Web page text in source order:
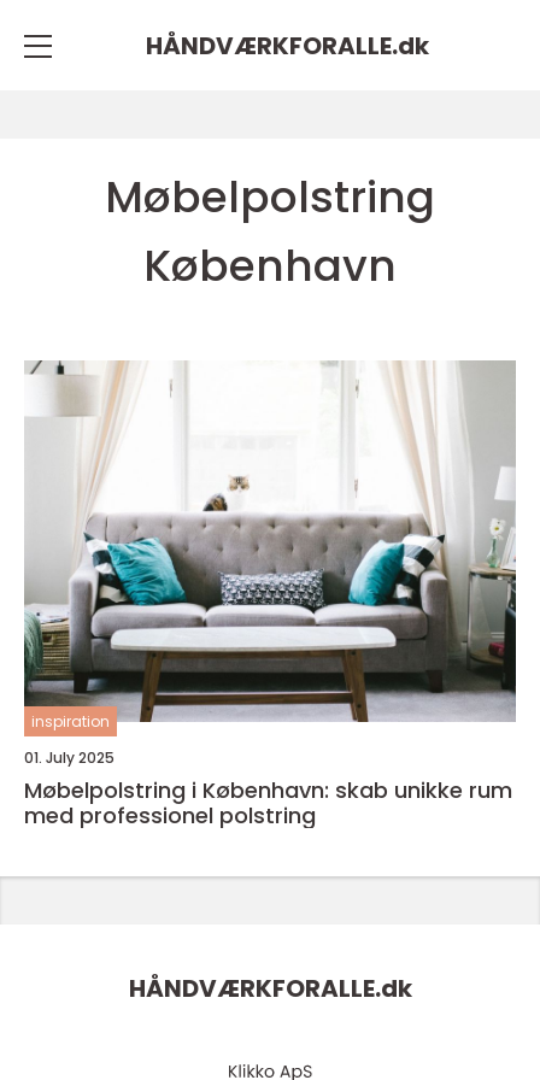
HÅNDVÆRKFORALLE.dk
Møbelpolstring
København
inspiration
01. July 2025
Møbelpolstring i København: skab unikke rum
med professionel polstring
HÅNDVÆRKFORALLE.dk